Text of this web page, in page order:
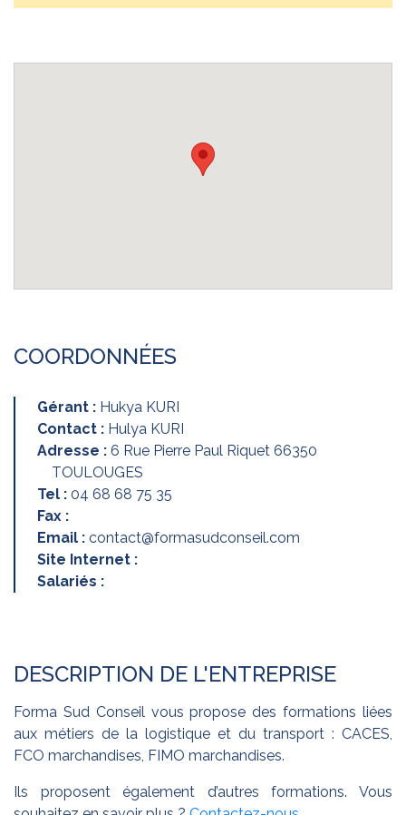
COORDONNÉES
Gérant : Hukya KURI
Contact : Hulya KURI
Adresse : 6 Rue Pierre Paul Riquet 66350
TOULOUGES
Tel : 04 68 68 75 35
Fax :
Email : contact@formasudconseil.com
Site Internet :
Salariés :
DESCRIPTION DE L'ENTREPRISE
Forma Sud Conseil vous propose des formations liées
aux métiers de la logistique et du transport : CACES,
FCO marchandises, FIMO marchandises.
Ils proposent également d’autres formations. Vous